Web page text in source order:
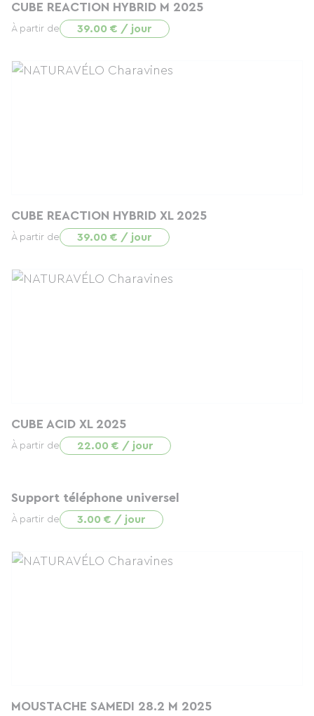
CUBE REACTION HYBRID M 2025
À partir de 39.00 € / jour
CUBE REACTION HYBRID XL 2025
À partir de 39.00 € / jour
CUBE ACID XL 2025
À partir de 22.00 € / jour
Support téléphone universel
À partir de 3.00 € / jour
MOUSTACHE SAMEDI 28.2 M 2025